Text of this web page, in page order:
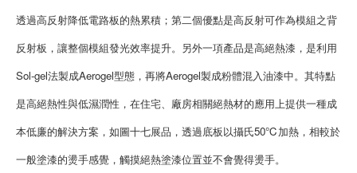
透過高反射降低電路板的熱累積；第二個優點是高反射可作為模組之背
反射板，讓整個模組發光效率提升。另外一項產品是高絕熱漆，是利用
Sol-gel法製成Aerogel型態，再將Aerogel製成粉體混入油漆中。其特點
是高絕熱性與低濕潤性，在住宅、廠房相關絕熱材的應用上提供一種成
本低廉的解決方案，如圖十七展品，透過底板以攝氏50℃加熱，相較於
一般塗漆的燙手感覺，觸摸絕熱塗漆位置並不會覺得燙手。